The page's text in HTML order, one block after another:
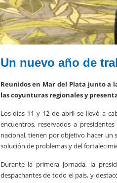
Un nuevo año de
Reunidos en Mar del Plata junto a
las coyunturas regionales y
Los días 11 y 12 de abril se llevó a
encuentros, reservados a
nacional, tienen por objetivo hacer un
solución de problemas y del
Durante la primera jornada, la
despachantes de todo el país, y